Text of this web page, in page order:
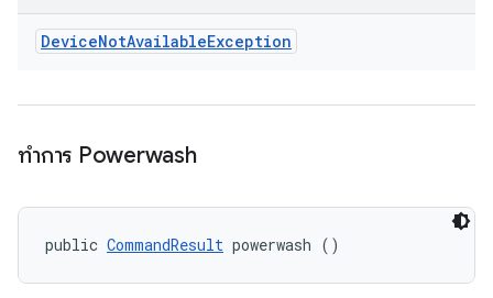
DeviceNotAvailableException
ทำการ Powerwash
public CommandResult powerwash ()